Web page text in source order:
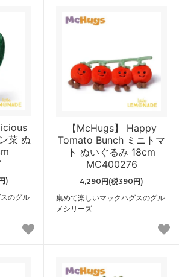
菜 ぬ
)
のグル
【McHugs】 Happy
Tomato Bunch ミニトマ
ト ぬいぐるみ 18cm
MC400276
4,290円(税390円)
集めて楽しいマックハグスのグル
メシリーズ